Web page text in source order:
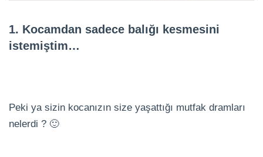
1. Kocamdan sadece balığı kesmesini
istemiştim…
Peki ya sizin kocanızın size yaşattığı mutfak dramları
nelerdi ? 🙂